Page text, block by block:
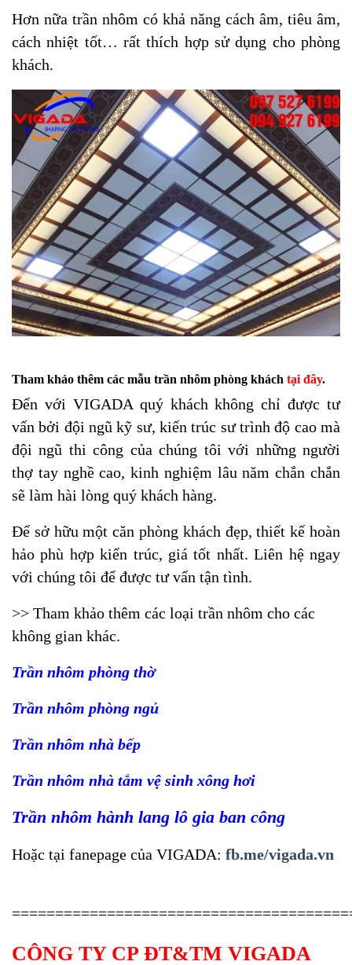
Hơn nữa trần nhôm có khả năng cách âm, tiêu âm,
cách nhiệt tốt… rất thích hợp sử dụng cho phòng
khách.
Tham khảo thêm các mẫu trần nhôm phòng khách tại đây.
Đến với VIGADA quý khách không chỉ được tư
vấn bởi đội ngũ kỹ sư, kiến trúc sư trình độ cao mà
đội ngũ thi công của chúng tôi với những người
thợ tay nghề cao, kinh nghiệm lâu năm chắn chắn
sẽ làm hài lòng quý khách hàng.
Để sở hữu một căn phòng khách đẹp, thiết kế hoàn
hảo phù hợp kiến trúc, giá tốt nhất. Liên hệ ngay
với chúng tôi để được tư vấn tận tình.
>> Tham khảo thêm các loại trần nhôm cho các
không gian khác.
Trần nhôm phòng thờ
Trần nhôm phòng ngủ
Trần nhôm nhà bếp
Trần nhôm nhà tắm vệ sinh xông hơi
Trần nhôm hành lang lô gia ban công
Hoặc tại fanepage của VIGADA: fb.me/vigada.vn
CÔNG TY CP ĐT&TM VIGADA